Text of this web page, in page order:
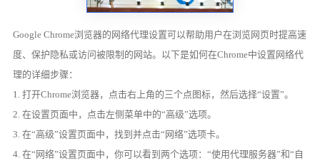
Google Chrome浏览器的网络代理设置可以帮助用户在浏览网页时提高速
度、保护隐私或访问被限制的网站。以下是如何在Chrome中设置网络代
理的详细步骤：
1. 打开Chrome浏览器，点击右上角的三个点图标，然后选择“设置”。
2. 在设置页面中，点击左侧菜单中的“高级”选项。
3. 在“高级”设置页面中，找到并点击“网络”选项卡。
4. 在“网络”设置页面中，你可以看到两个选项：“使用代理服务器”和“自